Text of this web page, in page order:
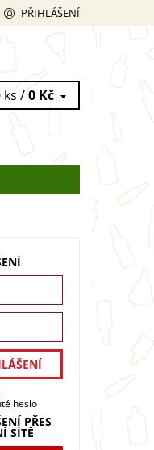
PŘIHLÁŠENÍ
ks /0 Kč
heslo
PŘES
SÍTĚ